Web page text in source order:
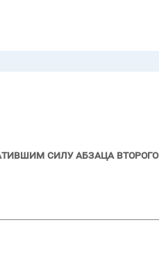
силу абзаца второго